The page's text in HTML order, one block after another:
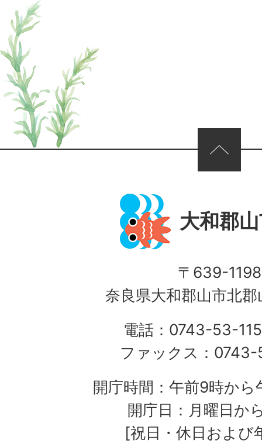
ページの先頭へ
大和郡
〒639-1198
奈良県大和郡山市北
電話：0743-53-
ファックス：
開庁時間：午前9時か
開庁日：月曜日か
[祝日・休日および